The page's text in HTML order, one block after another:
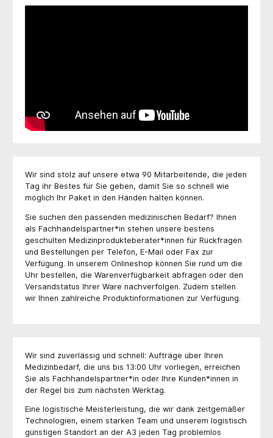
Wir sind stolz auf unsere etwa 90 Mitarbeitende, die jeden
Tag ihr Bestes für Sie geben, damit Sie so schnell wie
möglich Ihr Paket in den Händen halten können.
Sie suchen den passenden medizinischen Bedarf? Ihnen
als Fachhandelspartner*in stehen unsere bestens
geschulten Medizinprodukteberater*innen für Rückfragen
und Bestellungen per Telefon, E-Mail oder Fax zur
Verfügung. In unserem Onlineshop können Sie rund um die
Uhr bestellen, die Warenverfügbarkeit abfragen oder den
Versandstatus Ihrer Ware nachverfolgen. Zudem stellen
wir Ihnen zahlreiche Produktinformationen zur Verfügung.
Wir sind zuverlässig und schnell: Aufträge über Ihren
Medizinbedarf, die uns bis 13:00 Uhr vorliegen, erreichen
Sie als Fachhandelspartner*in oder Ihre Kunden*innen in
der Regel bis zum nächsten Werktag.
Eine logistische Meisterleistung, die wir dank zeitgemäßer
Technologien, einem starken Team und unserem logistisch
günstigen Standort an der A3 jeden Tag problemlos